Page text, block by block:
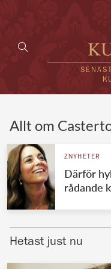
Allt om
ZNYHETER
Därför
rådande
Hetast just nu